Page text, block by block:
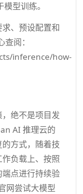
型训练。
、预设配置和
阅：
inference/how-
绝不是项目发
AI 推理云的
方式，随着技
负载上、按照
点进行持续验
网尝试大模型